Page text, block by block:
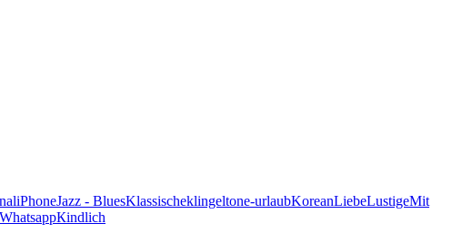
iPhoneJazz - BluesKlassischeklingeltone-urlaubKoreanLiebeLustigeMit
WhatsappКindlich